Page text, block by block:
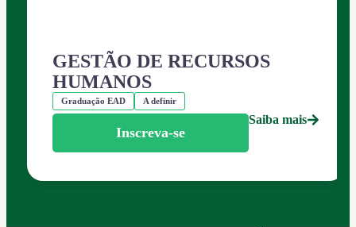
GESTÃO DE RECURSOS
HUMANOS
Graduação EAD A definir
Inscreva-se
Saiba mais